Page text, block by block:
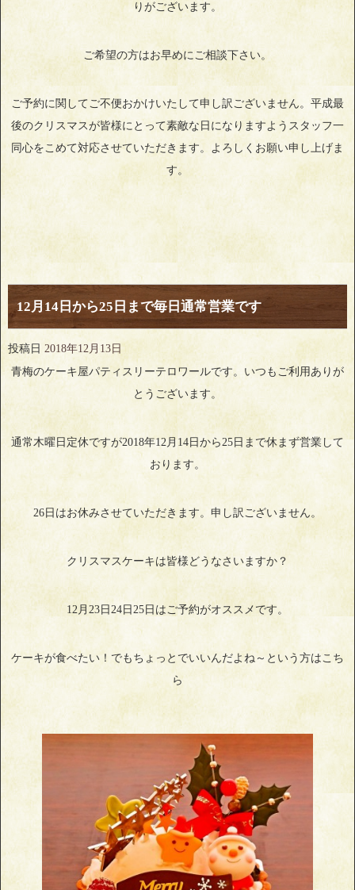
りがございます。
ご希望の方はお早めにご相談下さい。
ご予約に関してご不便おかけいたして申し訳ございません。平成最
後のクリスマスが皆様にとって素敵な日になりますようスタッフ一
同心をこめて対応させていただきます。よろしくお願い申し上げま
す。
12月14日から25日まで毎日通常営業です
投稿日 2018年12月13日
青梅のケーキ屋パティスリーテロワールです。いつもご利用ありが
とうございます。
通常木曜日定休ですが2018年12月14日から25日まで休まず営業して
おります。
26日はお休みさせていただきます。申し訳ございません。
クリスマスケーキは皆様どうなさいますか？
12月23日24日25日はご予約がオススメです。
ケーキが食べたい！でもちょっとでいいんだよね～という方はこち
ら